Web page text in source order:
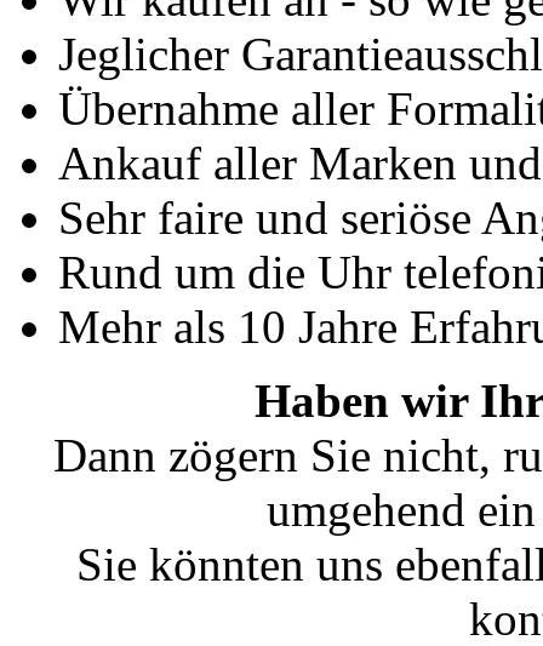
Jeglicher
Übernahme aller
Ankauf aller Marken
Sehr faire und seriöse
Rund um die Uhr
Mehr als 10 Jahre
Haben wir Ihr
Dann zögern Sie nicht,
umgehend
Sie könnten uns